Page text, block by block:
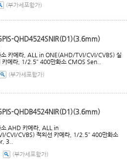
(부가세포함가)
QHD4524SNIR(D1)(3.6mm)
카메라, ALL in ONE(AHD/TVI/CVI/CVBS) 실
카메라, 1/2.5" 400만화소 CMOS Sen..
(부가세포함가)
QHDB4524NIR(D1)(3.6mm)
AHD 카메라, ALL in
CVI/CVBS) 적외선 카메라, 1/2.5" 400만화소
3..
(부가세포함가)